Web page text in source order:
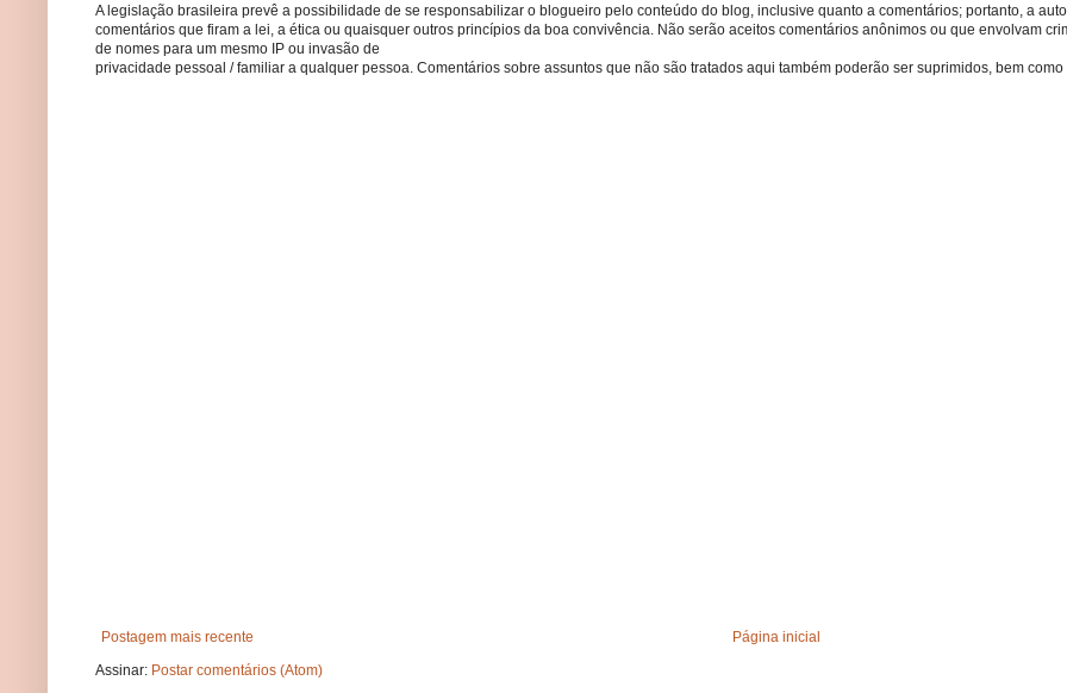
A legislação brasileira prevê a possibilidade de se responsabilizar o blogueiro pelo conteúdo do blog, inclusive quanto a comentários; portanto, a
comentários que firam a lei, a ética ou quaisquer outros princípios da boa convivência. Não serão aceitos comentários anônimos ou que envolvam
de nomes para um mesmo IP ou invasão de
privacidade pessoal / familiar a qualquer pessoa. Comentários sobre assuntos que não são tratados aqui também poderão ser suprimidos, bem
Postagem mais recente
Página inicial
Assinar: Postar comentários (Atom)